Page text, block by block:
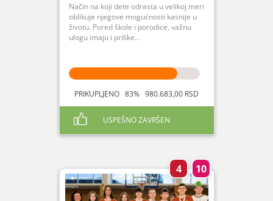
Način na koji dete odrasta u velikoj meri
oblikuje njegove mogućnosti kasnije u
životu. Pored škole i porodice, važnu
ulogu imaju i prilike...
PRIKUPLJENO 83% 980.683,00 RSD
USPEŠNO ZAVRŠEN
4 10